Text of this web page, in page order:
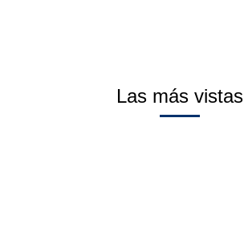
Las más vistas